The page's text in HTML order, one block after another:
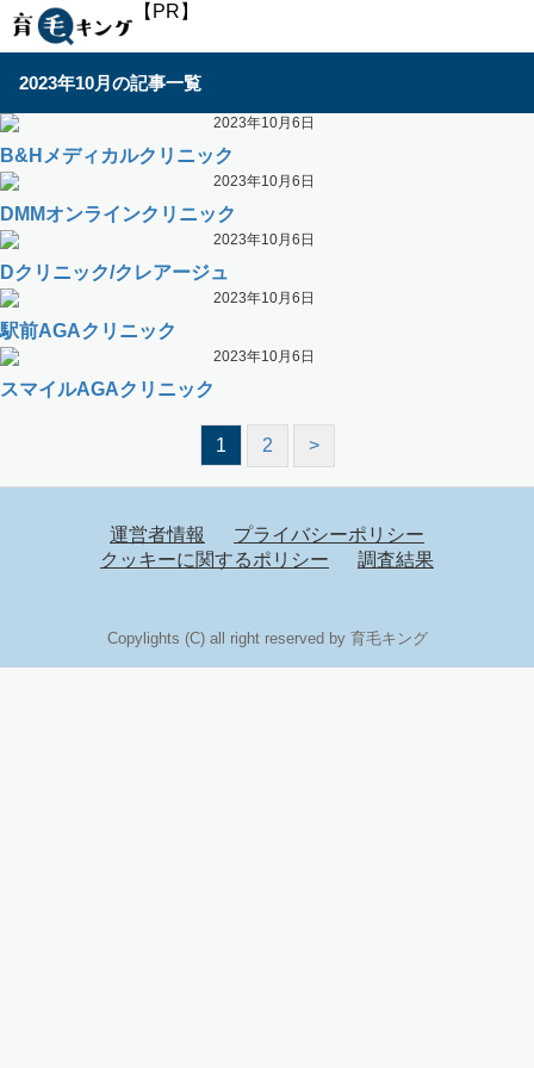
【PR】
2023年10月の記事一覧
2023年10月6日
B&Hメディカルクリニック
2023年10月6日
DMMオンラインクリニック
2023年10月6日
Dクリニック/クレアージュ
2023年10月6日
駅前AGAクリニック
2023年10月6日
スマイルAGAクリニック
1 2 >
運営者情報
プライバシーポリシー
クッキーに関するポリシー
調査結果
Copylights (C) all right reserved by 育毛キング